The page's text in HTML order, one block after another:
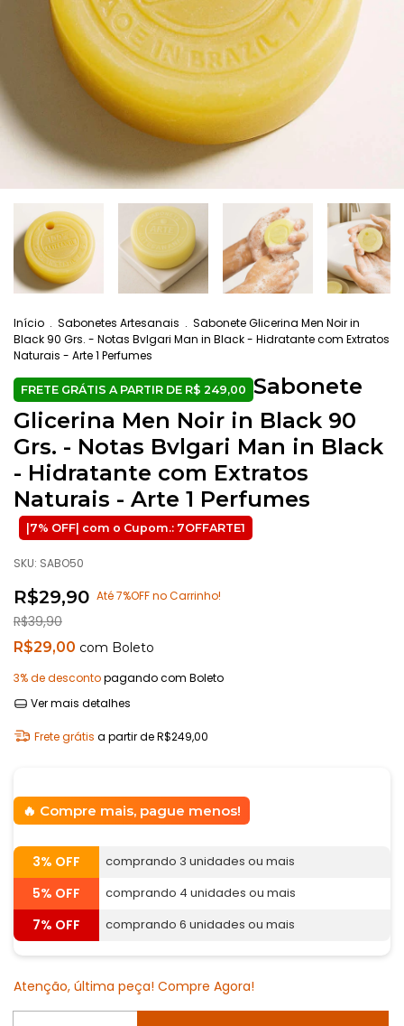
Início . Sabonetes Artesanais . Sabonete Glicerina Men Noir in
Black 90 Grs. - Notas Bvlgari Man in Black - Hidratante com Extratos
Naturais - Arte 1 Perfumes
Sabonete
Glicerina Men Noir in Black 90
Grs. - Notas Bvlgari Man in Black
- Hidratante com Extratos
Naturais - Arte 1 Perfumes
SKU: SABO50
R$29,90 Até 7%OFF no Carrinho!
R$39,90
R$29,00 com Boleto
3% de descontopagando com Boleto
Ver mais detalhes
Frete grátis a partir deR$249,00
Compre mais, pague menos!
3% OFF comprando 3 unidades ou mais
5% OFF comprando 4 unidades ou mais
7% OFF comprando 6 unidades ou mais
Atenção, última peça! Compre Agora!